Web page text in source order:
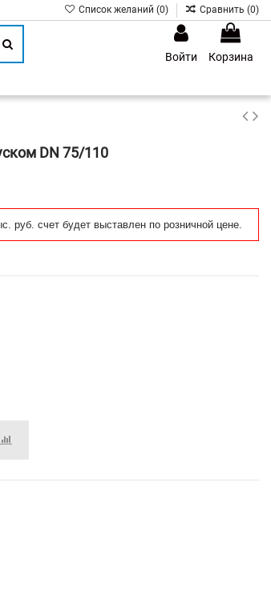
Список желаний (0) Сравнить (0)
Войти
Корзина
DN 75/110
руб. счет будет выставлен по розничной цене.